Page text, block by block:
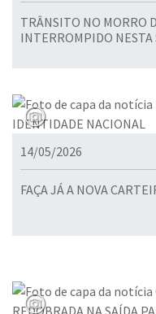
TRÂNSITO NO MORRO
INTERROMPIDO NESTA
14/05/2026
FAÇA JÁ A NOVA